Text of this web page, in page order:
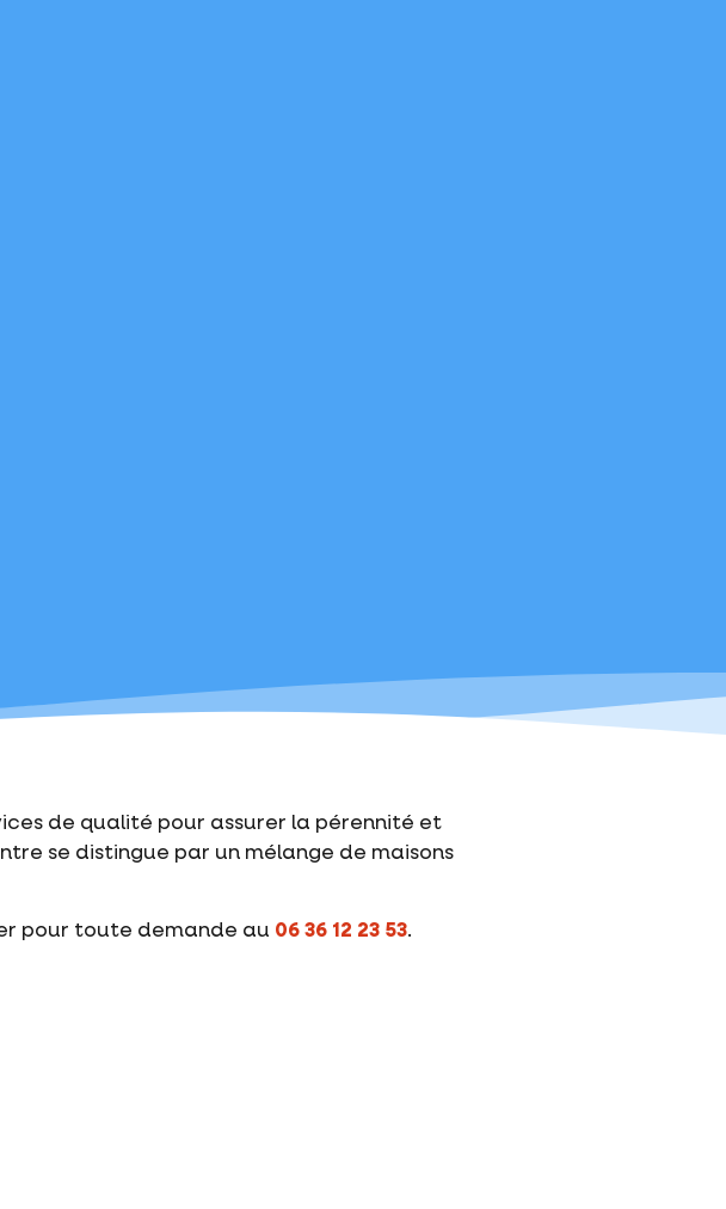
de qualité pour assurer la pérennité et
se distingue par un mélange de maisons
pour toute demande au 06 36 12 23 53.